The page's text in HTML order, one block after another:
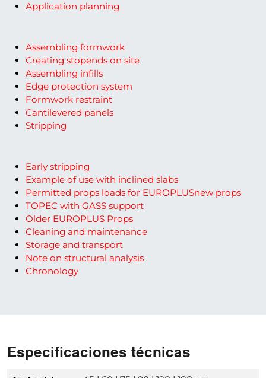
Application planning
Assembling formwork
Creating stopends on site
Assembling infills
Edge protection system
Formwork restraint
Cantilevered panels
Stripping
Early stripping
Example of use with inclined slabs
Permitted props loads for EUROPLUSnew props
TOPEC with GASS support
Older EUROPLUS Props
Cleaning and maintenance
Storage and transport
Note on structural analysis
Chronology
Especificaciones técnicas